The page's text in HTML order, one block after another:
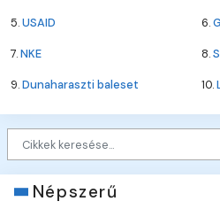
5.USAID 6.
7.NKE 8.
9.Dunaharaszti baleset 10.
Népszerű